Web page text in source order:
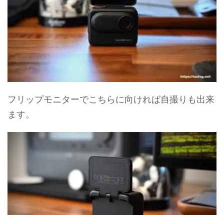
フリップモニターでこちらに向ければ自撮りも出来
ます。